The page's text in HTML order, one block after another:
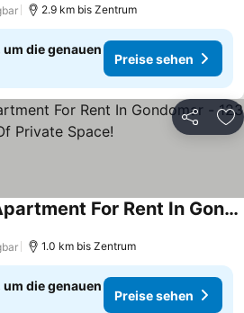
2.9 km bis Zentrum
um die genauen
Preise sehen
Teilen
Cozy 1-bedroom Apartment For Rent In Gondomar - 123 M² Of Private Space!
1.0 km bis Zentrum
um die genauen
Preise sehen